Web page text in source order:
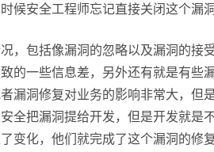
候安全工程师忘记直接关闭这个漏洞
，包括像漏洞的忽略以及漏洞的
的一些信息差，另外还有就是有
漏洞修复对业务的影响非常大，
全把漏洞提给开发，但是开发就
变化，他们就完成了这个漏洞的